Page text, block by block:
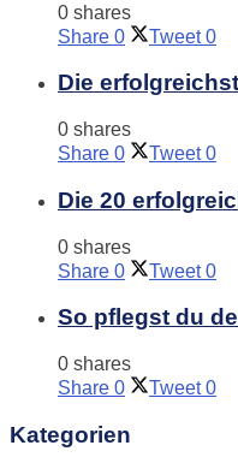
0 shares
Share 0 Tweet 0
Die
0 shares
Share 0 Tweet 0
Die 20
0 shares
Share 0 Tweet 0
So pflegst du
0 shares
Share 0 Tweet 0
Kategorien